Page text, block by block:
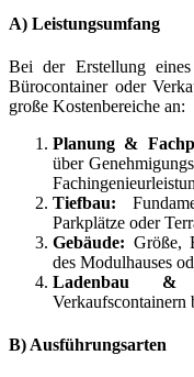
A) Leistungsumfang
Bei der Erstellung
Bürocontainer oder
große Kostenbereiche an:
Planung &
über
Tiefbau:
Parkplätze oder
Gebäude: Größe,
des Modulhauses
Ladenbau &
Verkaufscontainern
B) Ausführungsarten